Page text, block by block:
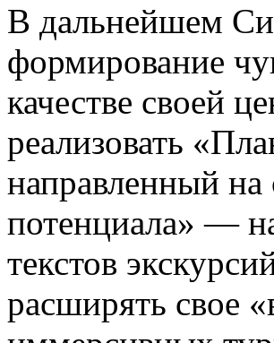
В дальнейшем
формирование
качестве своей
реализовать
направленный на
потенциала» —
текстов
расширять свое